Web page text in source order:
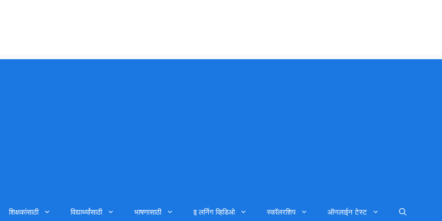
शिक्षकांसाठी विद्यार्थ्यांसाठी भाषणासाठी इ लर्निग व्हिडिओ स्कॉलरशिप ऑनलाईन टेस्ट